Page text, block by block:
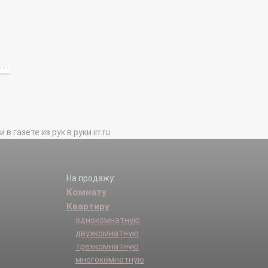
газете из рук в руки irr.ru
На продажу:
Комнату
Квартиру
однокомнатную
двухкомнатную
трехкомнатную
многокомнатную